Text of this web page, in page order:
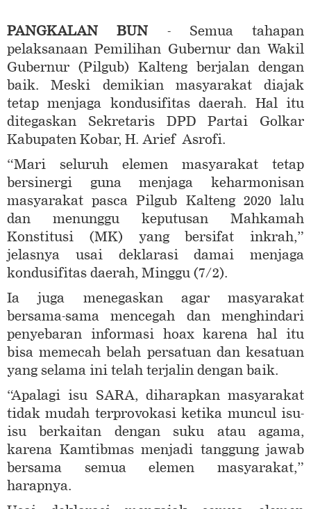
PANGKALAN BUN - Semua tahapan
pelaksanaan Pemilihan Gubernur dan Wakil
Gubernur (Pilgub) Kalteng berjalan dengan
baik. Meski demikian masyarakat diajak
tetap menjaga kondusifitas daerah. Hal itu
ditegaskan Sekretaris DPD Partai Golkar
Kabupaten Kobar, H. Arief Asrofi.
“Mari seluruh elemen masyarakat tetap
bersinergi guna menjaga keharmonisan
masyarakat pasca Pilgub Kalteng 2020 lalu
dan menunggu keputusan Mahkamah
Konstitusi (MK) yang bersifat inkrah,”
jelasnya usai deklarasi damai menjaga
kondusifitas daerah, Minggu (7/2).
Ia juga menegaskan agar masyarakat
bersama-sama mencegah dan menghindari
penyebaran informasi hoax karena hal itu
bisa memecah belah persatuan dan kesatuan
yang selama ini telah terjalin dengan baik.
“Apalagi isu SARA, diharapkan masyarakat
tidak mudah terprovokasi ketika muncul isu-
isu berkaitan dengan suku atau agama,
karena Kamtibmas menjadi tanggung jawab
bersama semua elemen masyarakat,”
harapnya.